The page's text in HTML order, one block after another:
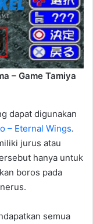
– Game Tamiya
dapat digunakan
– Eternal Wings.
jurus atau
hanya untuk
boros pada
semua